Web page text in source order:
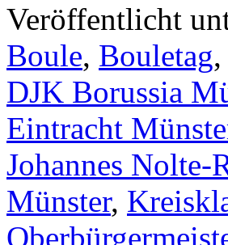
Veröffentlicht
Boule, Bouletag,
DJK Borussia
Eintracht
Johannes Nolte-
Münster,